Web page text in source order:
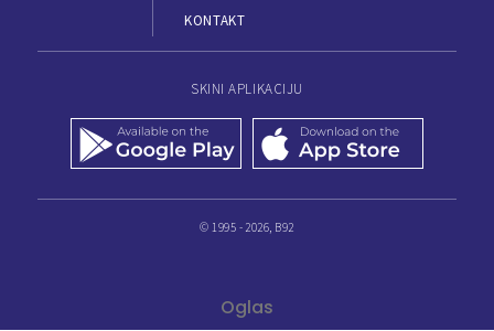
KONTAKT
SKINI APLIKACIJU
© 1995 - 2026, B92